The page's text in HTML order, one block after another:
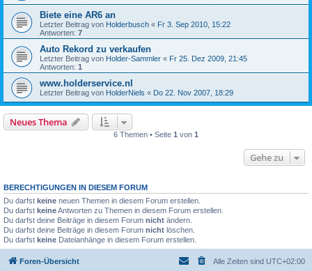
Biete eine AR6 an
Letzter Beitrag von Holderbusch « Fr 3. Sep 2010, 15:22
Antworten: 7
Auto Rekord zu verkaufen
Letzter Beitrag von Holder-Sammler « Fr 25. Dez 2009, 21:45
Antworten: 1
www.holderservice.nl
Letzter Beitrag von HolderNiels « Do 22. Nov 2007, 18:29
Neues Thema
6 Themen • Seite 1 von 1
Gehe zu
BERECHTIGUNGEN IN DIESEM FORUM
Du darfst keine neuen Themen in diesem Forum erstellen.
Du darfst keineAntworten zu Themen in diesem Forum erstellen.
Du darfst deine Beiträge in diesem Forum nicht ändern.
Du darfst deine Beiträge in diesem Forum nicht löschen.
Du darfst keine Dateianhänge in diesem Forum erstellen.
Foren-Übersicht Alle Zeiten sind UTC+02:00